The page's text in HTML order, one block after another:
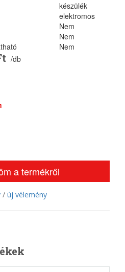
készülék
elektromos
Nem
Nem
Nem
/db
a termékről
/ új vélemény